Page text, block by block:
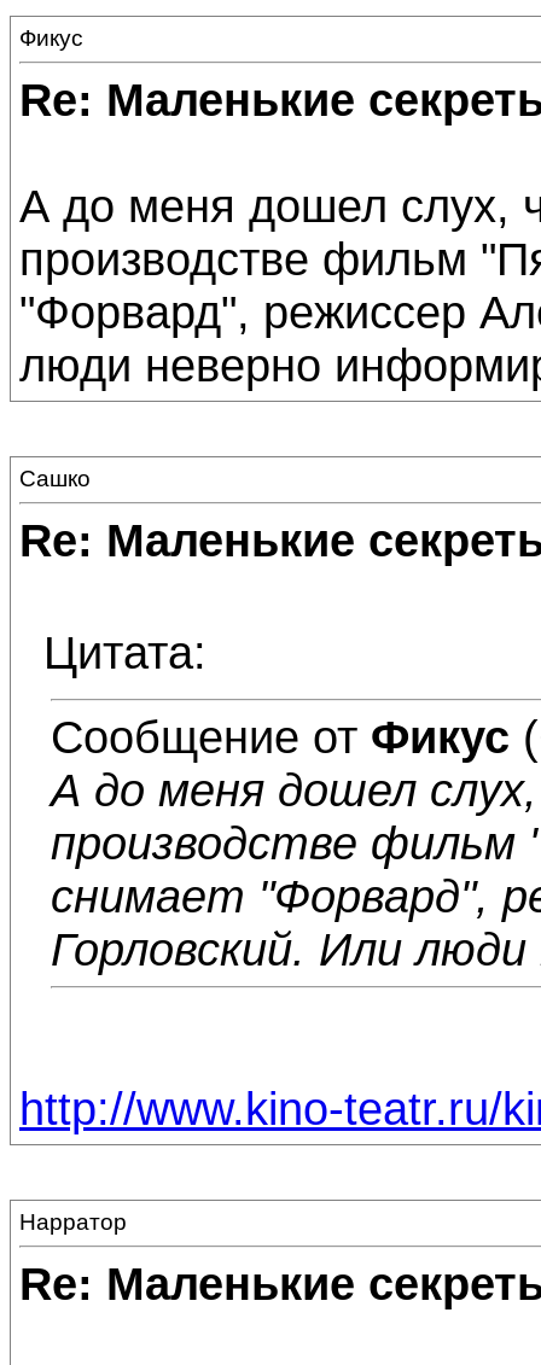
Фикус
Re: Маленькие
А до меня дошел слух,
производстве фильм
"Форвард", режиссер
люди неверно
Сашко
Re: Маленькие
Цитата:
Сообщение от Фикус
А до меня дошел
производстве фильм
снимает "Форвард",
Горловский. Или
http://www.kino-teatr.ru/
Нарратор
Re: Маленькие